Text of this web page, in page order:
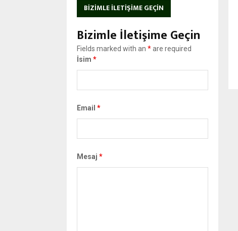
BIZIMLE İLETIŞIME GEÇIN
Bizimle İletişime Geçin
Fields marked with an *are required
İsim *
Email *
Mesaj *